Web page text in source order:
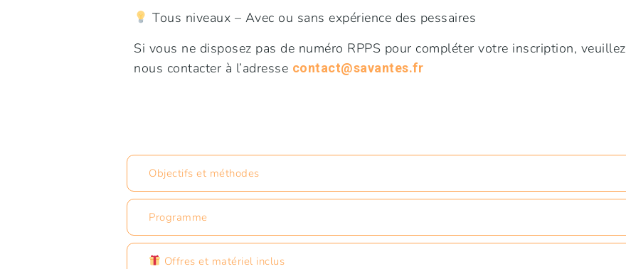
Tous niveaux – Avec ou sans expérience des pessaires
Si vous ne disposez pas de numéro RPPS pour compléter votre inscription, veuillez
nous contacter à l’adresse contact@savantes.fr
Objectifs et méthodes
Programme
Offres et matériel inclus